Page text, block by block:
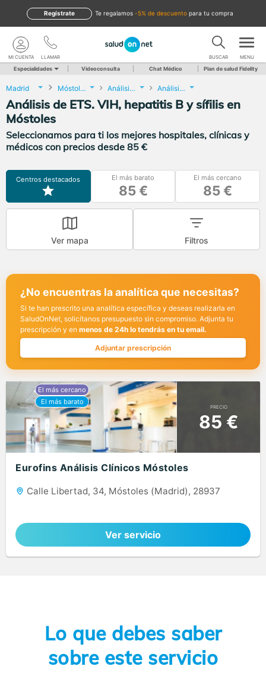
te regalamos -5% de descuento para tu compra
Regístrate
LLAMAR
MI CUENTA BUSCAR MENU
Especialidades Videoconsulta Chat Médico Plan de salud Fidelity
Madrid Móstoles Análisis Clínicos Análisis de ETS. VIH, hepatitis B y sífilis
Análisis de ETS. VIH, hepatitis B y sífilis en
Móstoles
Seleccionamos para ti los mejores hospitales, clínicas y
médicos con precios desde 85 €
Centros destacados El más barato
85 €
El más cercano
85 €
Ver mapa Filtros
¿No encuentras la analítica que necesitas?
Si te han prescrito una analítica específica y deseas realizarla en
SaludOnNet, solicítanos presupuesto sin compromiso. Adjunta tu
prescripción y en menos de 24h lo tendrás en tu email.
Adjuntar prescripción
PRECIO
85 €
Eurofins Análisis Clínicos Móstoles
Calle Libertad, 34, Móstoles (Madrid), 28937
Ver servicio
Lo que debes saber
sobre este servicio